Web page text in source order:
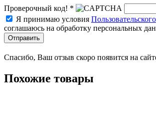
Проверочный код! *
Я принимаю условия
соглашаюсь на обработку персональных
Отправить
Спасибо, Ваш отзыв скоро появится на
Похожие товары